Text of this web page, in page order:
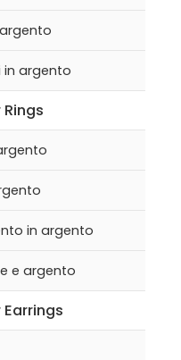
in argento
in argento
e argento